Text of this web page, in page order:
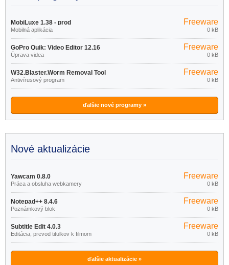
MobiLuxe 1.38 - prod
Mobilná aplikácia
Freeware
0 kB
GoPro Quik: Video Editor 12.16
Úprava videa
Freeware
0 kB
W32.Blaster.Worm Removal Tool
1.0.0
Antivírusový program
Freeware
0 kB
ďalšie nové programy »
Nové aktualizácie
Yawcam 0.8.0
Práca a obsluha webkamery
Freeware
0 kB
Notepad++ 8.4.6
Poznámkový blok
Freeware
0 kB
Subtitle Edit 4.0.3
Editácia, prevod titulkov k filmom
Freeware
0 kB
ďalšie aktualizácie »